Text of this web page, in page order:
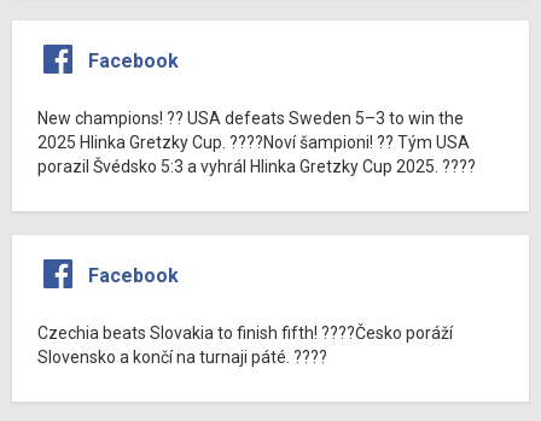
Facebook
New champions! ?? USA defeats Sweden 5–3 to win the
2025 Hlinka Gretzky Cup. ????Noví šampioni! ?? Tým USA
porazil Švédsko 5:3 a vyhrál Hlinka Gretzky Cup 2025. ????
Facebook
Czechia beats Slovakia to finish fifth! ????Česko poráží
Slovensko a končí na turnaji páté. ????